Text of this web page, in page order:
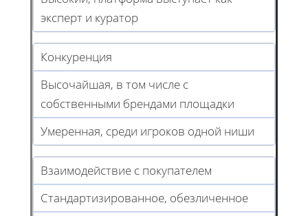
эксперт и куратор
Конкуренция
Высочайшая, в том числе с
собственными брендами площадки
Умеренная, среди игроков одной ниши
Взаимодействие с покупателем
Стандартизированное, обезличенное